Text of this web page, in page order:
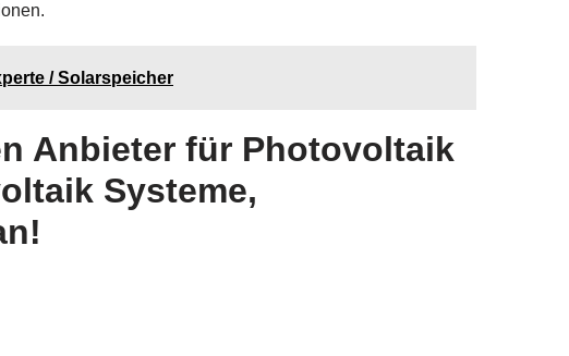
/ Solarspeicher
Anbieter für Photovoltaik
Systeme,